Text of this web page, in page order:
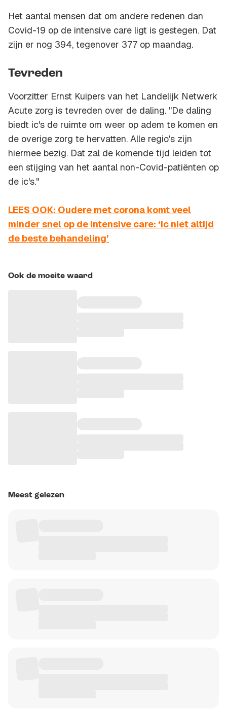
Het aantal mensen dat om andere redenen dan
Covid-19 op de intensive care ligt is gestegen. Dat
zijn er nog 394, tegenover 377 op maandag.
Tevreden
Voorzitter Ernst Kuipers van het Landelijk Netwerk
Acute zorg is tevreden over de daling. "De daling
biedt ic's de ruimte om weer op adem te komen en
de overige zorg te hervatten. Alle regio's zijn
hiermee bezig. Dat zal de komende tijd leiden tot
een stijging van het aantal non-Covid-patiënten op
de ic's."
LEES OOK: Oudere met corona komt veel
minder snel op de intensive care: ‘Ic niet altijd
de beste behandeling’
Ook de moeite waard
Meest gelezen